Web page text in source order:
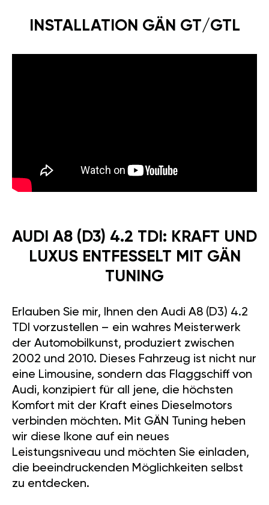
INSTALLATION GÄN GT/GTL
AUDI A8 (D3) 4.2 TDI: KRAFT UND
LUXUS ENTFESSELT MIT GÄN
TUNING
Erlauben Sie mir, Ihnen den Audi A8 (D3) 4.2
TDI vorzustellen – ein wahres Meisterwerk
der Automobilkunst, produziert zwischen
2002 und 2010. Dieses Fahrzeug ist nicht nur
eine Limousine, sondern das Flaggschiff von
Audi, konzipiert für all jene, die höchsten
Komfort mit der Kraft eines Dieselmotors
verbinden möchten. Mit GÄN Tuning heben
wir diese Ikone auf ein neues
Leistungsniveau und möchten Sie einladen,
die beeindruckenden Möglichkeiten selbst
zu entdecken.